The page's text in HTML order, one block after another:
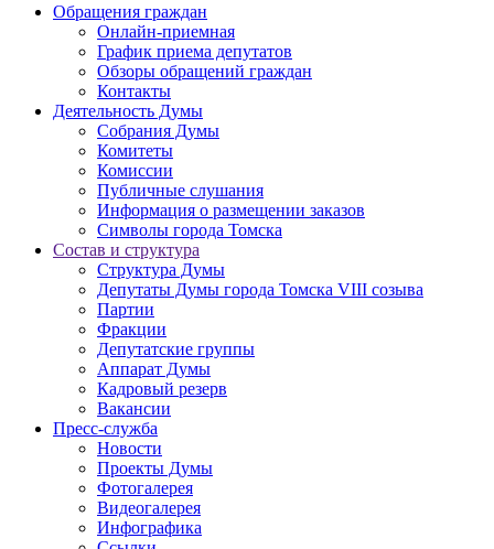
Обращения граждан
Онлайн-приемная
График приема депутатов
Обзоры обращений граждан
Контакты
Деятельность Думы
Собрания Думы
Комитеты
Комиссии
Публичные слушания
Информация о размещении заказов
Символы города Томска
Состав и структура
Структура Думы
Депутаты Думы города Томска VIII созыва
Партии
Фракции
Депутатские группы
Аппарат Думы
Кадровый резерв
Вакансии
Пресс-служба
Новости
Проекты Думы
Фотогалерея
Видеогалерея
Инфографика